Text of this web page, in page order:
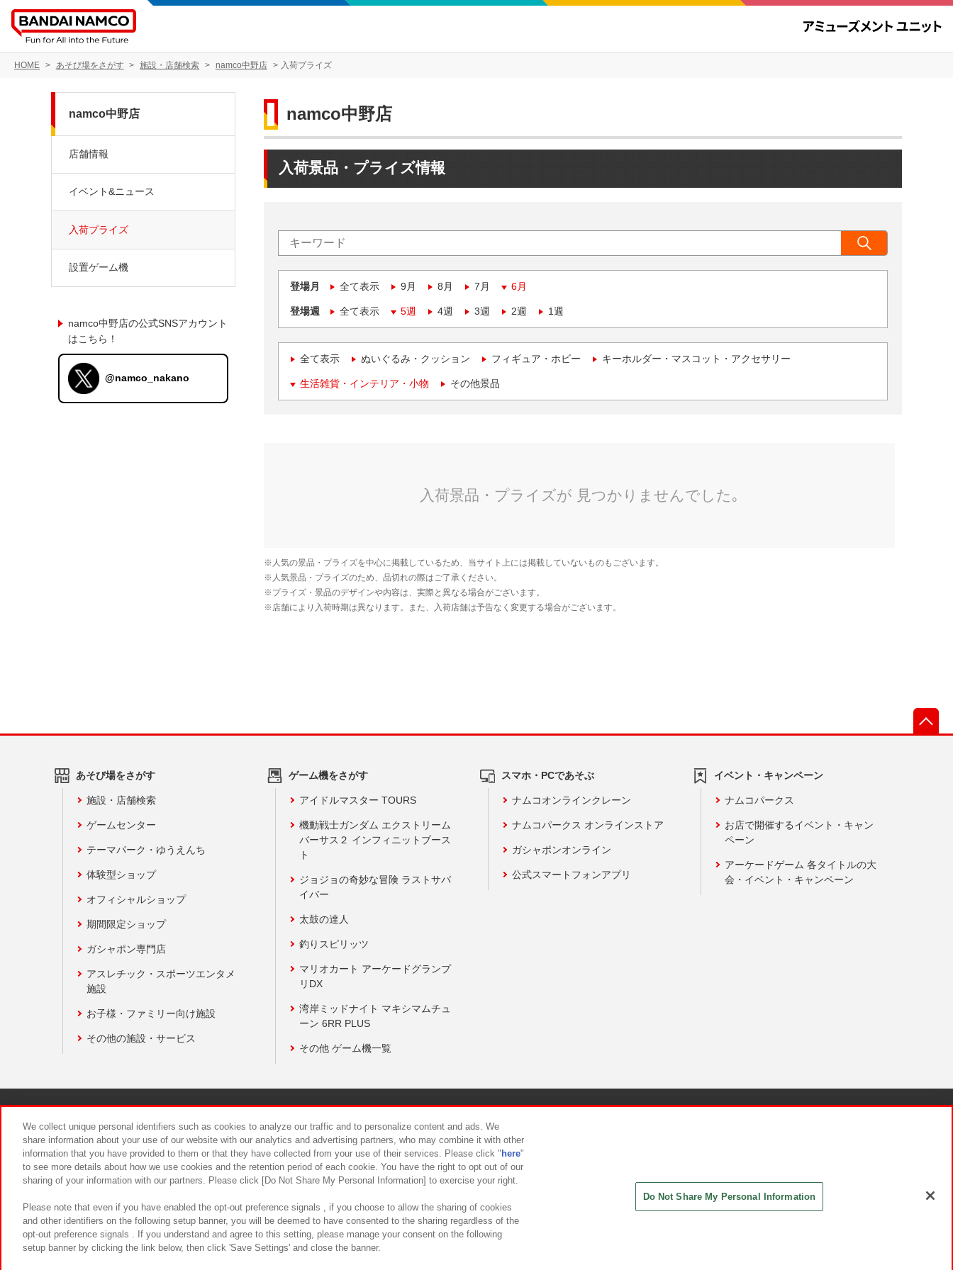
HOME あそび場をさがす 施設・店舗検索 namco中野店 入荷プライズ
namco中野店
入荷景品・プライズ情報
登場月 全て表示 9月 8月 7月 6月
登場週 全て表示 5週 4週 3週 2週 1週
全て表示 ぬいぐるみ・クッション フィギュア・ホビー キーホルダー・マスコット・アクセサリー
生活雑貨・インテリア・小物 その他景品
namco中野店
店舗情報
イベント&ニュース
入荷プライズ
設置ゲーム機
namco中野店の公式SNSアカウント
はこちら！
@namco_nakano
あそび場をさがす
施設・店舗検索
ゲームセンター
テーマパーク・ゆうえんち
体験型ショップ
オフィシャルショップ
期間限定ショップ
ガシャポン専門店
アスレチック・スポーツエンタメ
施設
お子様・ファミリー向け施設
その他の施設・サービス
ゲーム機をさがす
アイドルマスター TOURS
機動戦士ガンダム エクストリーム
バーサス２ インフィニットブース
ト
ジョジョの奇妙な冒険 ラストサバ
イバー
太鼓の達人
釣りスピリッツ
マリオカート アーケードグランプ
リDX
湾岸ミッドナイト マキシマムチュ
ーン 6RR PLUS
その他 ゲーム機一覧
スマホ・PCであそぶ
ナムコオンラインクレーン
ナムコパークス オンラインストア
ガシャポンオンライン
公式スマートフォンアプリ
イベント・キャンペーン
ナムコパークス
お店で開催するイベント・キャン
ペーン
アーケードゲーム 各タイトルの大
会・イベント・キャンペーン
食品のご提供について カスタマーハラスメント対応方針
We collect unique personal identifiers such as cookies to analyze our traffic and to personalize content and ads. We
share information about your use of our website with our analytics and advertising partners, who may combine it with other
information that you have provided to them or that they have collected from your use of their services. Please click " here"
to see more details about how we use cookies and the retention period of each cookie. You have the right to opt out of our
sharing of your information with our partners. Please click [Do Not Share My Personal Information] to exercise your right.
Please note that even if you have enabled the opt-out preference signals , if you choose to allow the sharing of cookies
and other identifiers on the following setup banner, you will be deemed to have consented to the sharing regardless of the
opt-out preference signals . If you understand and agree to this setting, please manage your consent on the following
setup banner by clicking the link below, then click 'Save Settings' and close the banner.
Do Not Share My Personal Information